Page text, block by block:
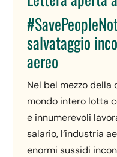
salvataggio
aereo
Nel bel mezzo della
mondo intero lotta
e innumerevoli
salario, l‘industria
enormi sussidi